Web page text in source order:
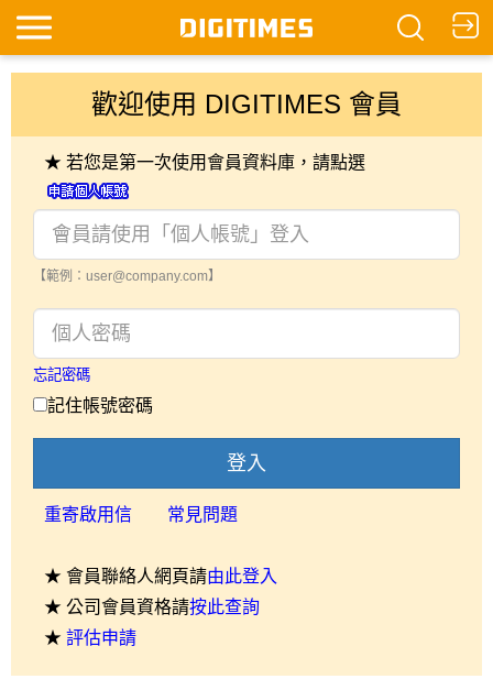
歡迎使用 DIGITIMES 會員
★ 若您是第一次使用會員資料庫，請點選
【範例：user@company.com】
忘記密碼
記住帳號密碼
登入
重寄啟用信 常見問題
★ 會員聯絡人網頁請由此登入
★ 公司會員資格請按此查詢
★ 評估申請